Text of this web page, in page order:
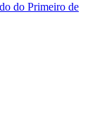
do Primeiro de